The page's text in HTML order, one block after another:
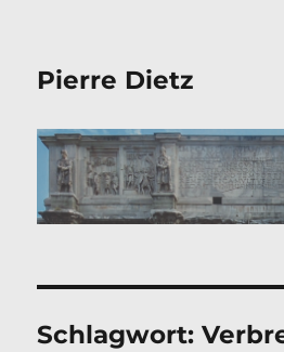
Pierre Dietz
Schlagwort: